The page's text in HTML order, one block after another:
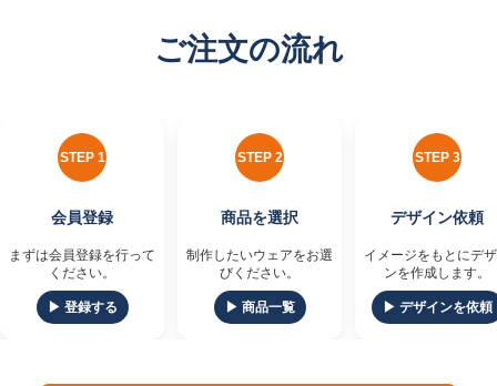
ご注文の流れ
STEP 1
会員登録
まずは会員登録を行って
ください。
▶ 登録する
STEP 2
商品を選択
制作したいウェアをお選
びください。
▶ 商品一覧
STEP 3
デザイン依頼
イメージをもとにデ
ンを作成します。
▶ デザインを依頼